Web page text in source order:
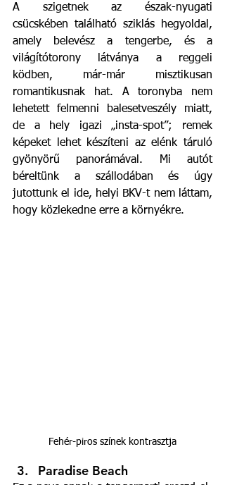
A szigetnek az észak-nyugati
csücskében található sziklás hegyoldal,
amely belevész a tengerbe, és a
világítótorony látványa a reggeli
ködben, már-már misztikusan
romantikusnak hat. A toronyba nem
lehetett felmenni balesetveszély miatt,
de a hely igazi „insta-spot”; remek
képeket lehet készíteni az elénk táruló
gyönyörű panorámával. Mi autót
béreltünk a szállodában és úgy
jutottunk el ide, helyi BKV-t nem láttam,
hogy közlekedne erre a környékre.
Fehér-piros színek kontrasztja
Paradise Beach